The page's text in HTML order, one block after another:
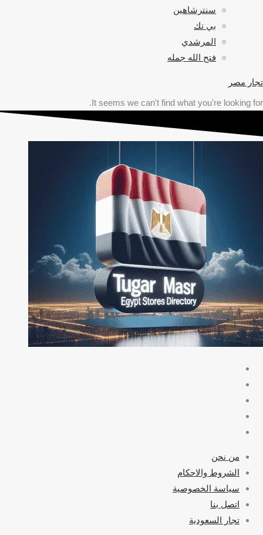
سنترشاهين
بي تك
المرشدي
فتح الله جمله
تجار مصر
It seems we can't find what you're looking for.
من نحن
الشروط والاحكام
سياسة الخصوصية
اتصل بنا
تجار السعودية